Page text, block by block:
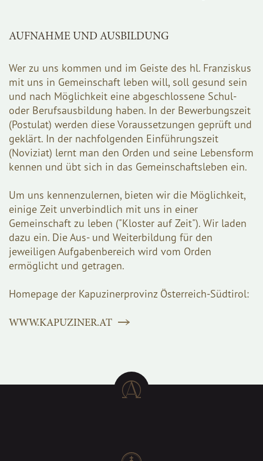
AUFNAHME UND AUSBILDUNG
Wer zu uns kommen und im Geiste des hl. Franziskus
mit uns in Gemeinschaft leben will, soll gesund sein
und nach Möglichkeit eine abgeschlossene Schul-
oder Berufsausbildung haben. In der Bewerbungszeit
(Postulat) werden diese Voraussetzungen geprüft und
geklärt. In der nachfolgenden Einführungszeit
(Noviziat) lernt man den Orden und seine Lebensform
kennen und übt sich in das Gemeinschaftsleben ein.
Um uns kennenzulernen, bieten wir die Möglichkeit,
einige Zeit unverbindlich mit uns in einer
Gemeinschaft zu leben ("Kloster auf Zeit"). Wir laden
dazu ein. Die Aus- und Weiterbildung für den
jeweiligen Aufgabenbereich wird vom Orden
ermöglicht und getragen.
Homepage der Kapuzinerprovinz Österreich-Südtirol:
WWW.KAPUZINER.AT